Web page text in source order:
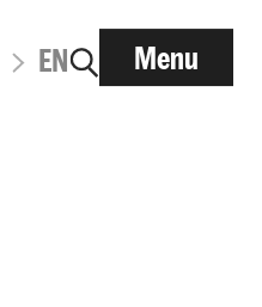
EN Menu